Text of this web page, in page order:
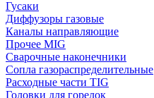
Гусаки
Диффузоры газовые
Каналы направляющие
Прочее MIG
Сварочные наконечники
Сопла газораспределительные
Расходные части TIG
Головки для горелок